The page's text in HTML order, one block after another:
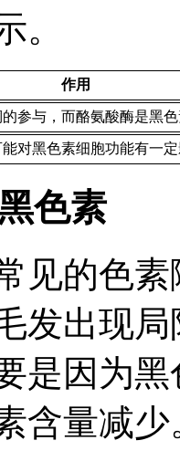
。
作用
参与，而酪氨酸酶是黑
对黑色素细胞功能有一
色素
见的色
发出现
是因为
含量减